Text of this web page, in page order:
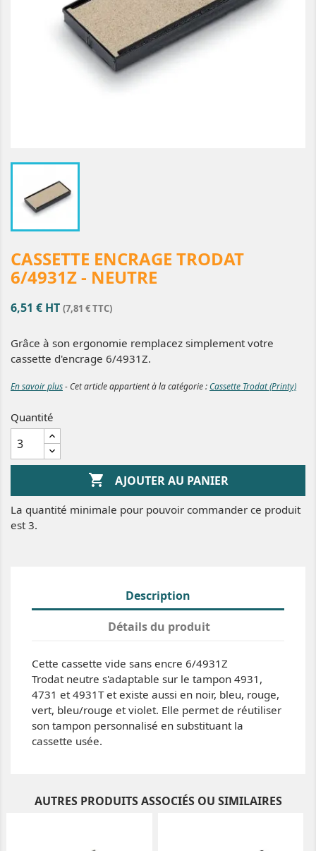
CASSETTE ENCRAGE TRODAT
6/4931Z - NEUTRE
6,51 € HT (7,81 € TTC)
Grâce à son ergonomie remplacez simplement votre
cassette d'encrage 6/4931Z.
En savoir plus- Cet article appartient à la catégorie :Cassette Trodat (Printy)
Quantité
 AJOUTER AU PANIER
La quantité minimale pour pouvoir commander ce produit
est 3.
Description
Détails du produit
Cette cassette vide sans encre 6/4931Z
Trodat neutre s'adaptable sur le tampon 4931,
4731 et 4931T et existe aussi en noir, bleu, rouge,
vert, bleu/rouge et violet. Elle permet de réutiliser
son tampon personnalisé en substituant la
cassette usée.
AUTRES PRODUITS ASSOCIÉS OU SIMILAIRES